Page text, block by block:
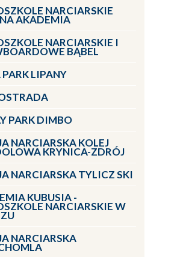
NARCIARSKIE
AKADEMIA
NARCIARSKIE I
BĄBEL
LIPANY
PARK DIMBO
NARCIARSKA KOLEJ
KRYNICA-ZDRÓJ
NARCIARSKA TYLICZ SKI
KUBUSIA -
NARCIARSKIE W
NARCIARSKA